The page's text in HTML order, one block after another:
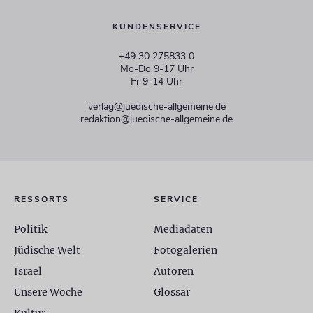
KUNDENSERVICE
+49 30 275833 0
Mo-Do 9-17 Uhr
Fr 9-14 Uhr
verlag@juedische-allgemeine.de
redaktion@juedische-allgemeine.de
RESSORTS
Politik
Jüdische Welt
Israel
Unsere Woche
SERVICE
Mediadaten
Fotogalerien
Autoren
Glossar